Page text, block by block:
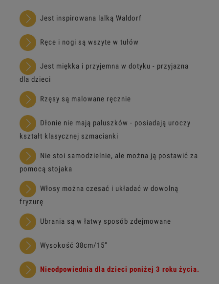
Jest inspirowana lalką Waldorf
Ręce i nogi są wszyte w tułów
Jest miękka i przyjemna w dotyku - przyjazna
dla dzieci
Rzęsy są malowane ręcznie
Dłonie nie mają paluszków - posiadają uroczy
kształt klasycznej szmacianki
Nie stoi samodzielnie, ale można ją postawić za
pomocą stojaka
Włosy można czesać i układać w dowolną
fryzurę
Ubrania są w łatwy sposób zdejmowane
Wysokość 38cm/15”
Nieodpowiednia dla dzieci poniżej 3 roku życia.